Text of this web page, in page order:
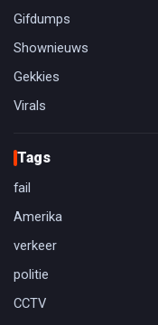
Gifdumps
Shownieuws
Gekkies
Virals
Tags
fail
Amerika
verkeer
politie
CCTV